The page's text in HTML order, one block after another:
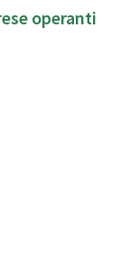
operanti